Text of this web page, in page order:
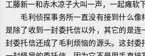
工藤新一和赤木凉子大叫一声，一起瘫软下
毛利侦探事务所一直没有接到什么像
是除了收到一封委托信以外，其它的是连
封委托信还成了毛利烦恼的源头。这封委